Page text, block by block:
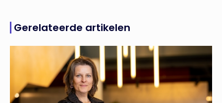
Gerelateerde artikelen